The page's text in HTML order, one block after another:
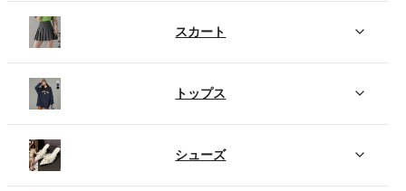
スカート
トップス
シューズ